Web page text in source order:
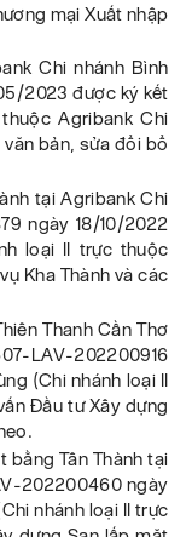
mại Xuất nhập
Chi nhánh Bình
2023 được ký kết
Agribank Chi
văn bản, sửa đổi bổ
tại Agribank Chi
ngày 18/10/2022
loại II trực thuộc
Kha Thành và các
Thanh Cần Thơ
LAV-202200916
(Chi nhánh loại II
Đầu tư Xây dựng
bằng Tân Thành tại
202200460 ngày
nhánh loại II trực